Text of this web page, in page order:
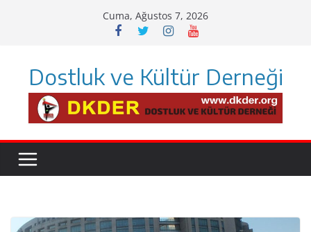
Cuma, Ağustos 7, 2026
Dostluk ve Kültür Derneği